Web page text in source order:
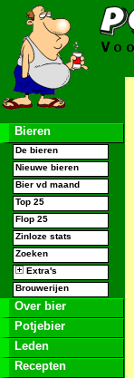
Bieren
De bieren
Nieuwe bieren
Bier vd maand
Top 25
Flop 25
Zinloze stats
Zoeken
Extra's
Brouwerijen
Over bier
Potjebier
Leden
Recepten